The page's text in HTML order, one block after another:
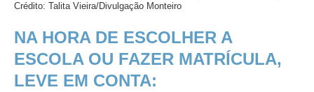
Crédito: Talita Vieira/Divulgação Monteiro
NA HORA DE ESCOLHER A
ESCOLA OU FAZER MATRÍCULA,
LEVE EM CONTA: